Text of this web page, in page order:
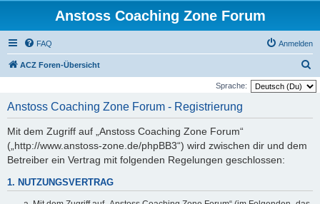
Anstoss Coaching Zone Forum
FAQ Anmelden
ACZ Foren-Übersicht
u
Sprache:
Anstoss Coaching Zone Forum - Registrierung
Mit dem Zugriff auf „Anstoss Coaching Zone Forum“
(„http://www.anstoss-zone.de/phpBB3“) wird zwischen dir und dem
Betreiber ein Vertrag mit folgenden Regelungen geschlossen:
1. NUTZUNGSVERTRAG